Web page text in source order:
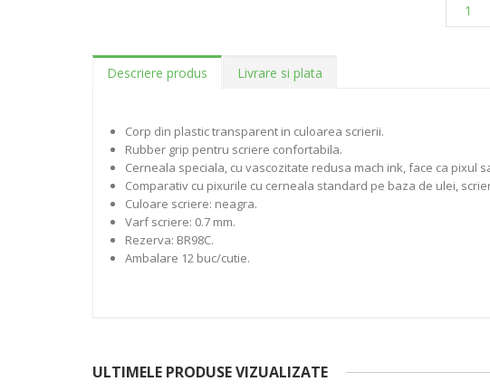
Descriere produs Livrare si plata
Corp din plastic transparent in culoarea scrierii.
Rubber grip pentru scriere confortabila.
Cerneala speciala, cu vascozitate redusa mach ink, face ca
Comparativ cu pixurile cu cerneala standard pe baza de ulei,
Culoare scriere: neagra.
Varf scriere: 0.7 mm.
Rezerva: BR98C.
Ambalare 12 buc/cutie.
ULTIMELE PRODUSE VIZUALIZATE